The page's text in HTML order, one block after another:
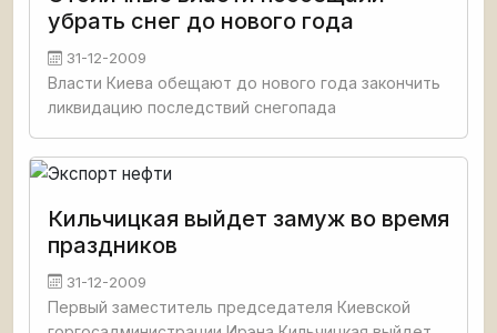
убрать снег до нового года
31-12-2009
Власти Киева обещают до нового года закончить
ликвидацию последствий снегопада
Кильчицкая выйдет замуж во время
праздников
31-12-2009
Первый заместитель председателя Киевской